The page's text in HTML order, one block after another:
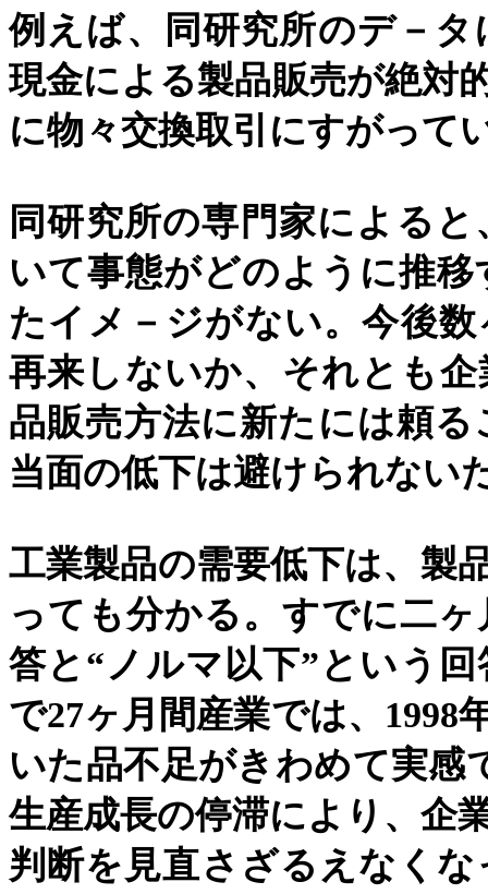
例えば、同研究所のデ－
現金による製品販売が絶対
に物々交換取引にすがって
同研究所の専門家による
いて事態がどのように推
たイメ－ジがない。今後
再来しないか、それとも
品販売方法に新たには頼
当面の低下は避けられない
工業製品の需要低下は、製
っても分かる。すでに二
答と “ ノルマ以下” という
で27ヶ月間産業では、 1998
いた品不足がきわめて実感
生産成長の停滞により、企
判断を見直さざるえなく